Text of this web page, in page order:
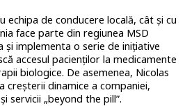
echipa de conducere locală, cât și cu
face parte din regiunea MSD
și implementa o serie de inițiative
accesul pacienților la medicamente
biologice. De asemenea, Nicolas
creșterii dinamice a companiei,
servicii „beyond the pill”.